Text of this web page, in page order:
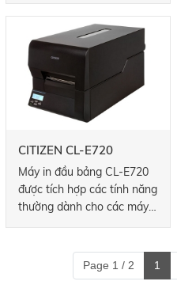
nhiều môi trường và ứng
dụng khác nhau.
CITIZEN CL-E720
Máy in đầu bảng CL-E720
được tích hợp các tính năng
thường dành cho các máy
hành và bảo dưỡng dễ
dàng, nó bao gồm cơ chế
Page 1 / 2 1